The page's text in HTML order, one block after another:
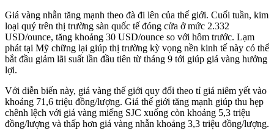
Giá vàng nhẫn tăng mạnh theo đà đi lên của thế giới. Cuối tuần, kim
loại quý trên thị trường sàn quốc tế đóng cửa ở mức 2.332
USD/ounce, tăng khoảng 30 USD/ounce so với hôm trước. Lạm
phát tại Mỹ chững lại giúp thị trường kỳ vọng nền kinh tế này có thể
bắt đầu giảm lãi suất lần đầu tiên từ tháng 9 tới giúp giá vàng hưởng
lợi.
Với diễn biến này, giá vàng thế giới quy đổi theo tỉ giá niêm yết vào
khoảng 71,6 triệu đồng/lượng. Giá thế giới tăng mạnh giúp thu hẹp
chênh lệch với giá vàng miếng SJC xuống còn khoảng 5,3 triệu
đồng/lượng và thấp hơn giá vàng nhẫn khoảng 3,3 triệu đồng/lượng.